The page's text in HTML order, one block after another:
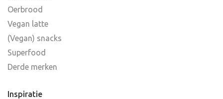
Oerbrood
Vegan latte
(Vegan) snacks
Superfood
Derde merken
Inspiratie